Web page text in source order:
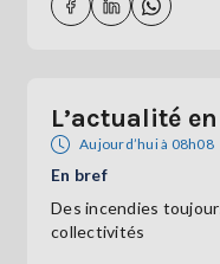
L’actualité
Aujourd’hui à 08h08
En bref
Des incendies
collectivités